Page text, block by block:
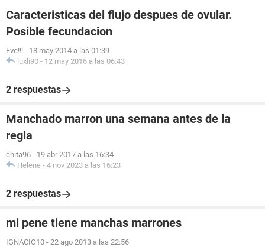
Caracteristicas del flujo despues de ovular.
Posible fecundacion
Eve!!! - 18 may 2014 a las 01:39
luxli90 - 12 may 2016 a las 06:43
2 respuestas
Manchado marron una semana antes de la
regla
chita96 - 19 abr 2017 a las 16:34
Helene - 4 nov 2023 a las 16:23
2 respuestas
mi pene tiene manchas marrones
IGNACIO10 - 22 ago 2013 a las 22:56